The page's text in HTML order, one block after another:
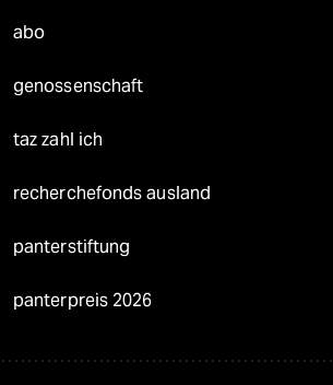
abo
genossenschaft
taz zahl ich
recherchefonds ausland
panterstiftung
panterpreis 2026